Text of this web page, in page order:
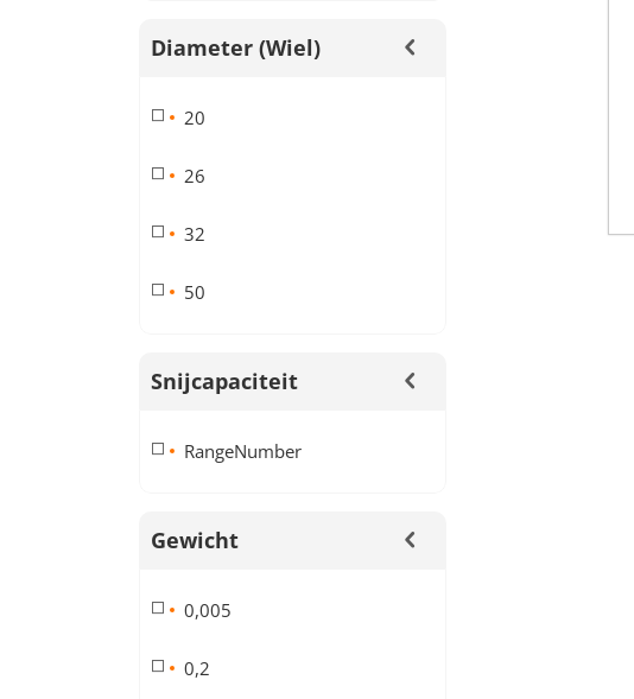
Diameter (wiel)
20
26
32
50
Snijcapaciteit
RangeNumber
Gewicht
0,005
0,2